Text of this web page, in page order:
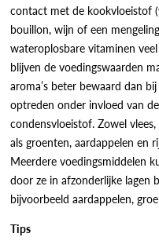
contact met de kookvloeistof
bouillon, wijn of een
wateroplosbare vitaminen
blijven de voedingswaarden
aroma’s beter bewaard dan
optreden onder invloed van
condensvloeistof. Zowel
als groenten, aardappelen en
Meerdere voedingsmiddelen
door ze in afzonderlijke lagen
bijvoorbeeld aardappelen,
Tips